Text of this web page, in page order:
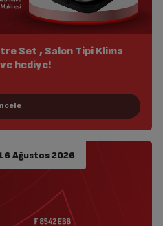
Set , Salon Tipi Klima
hediye!
Ağustos 2026